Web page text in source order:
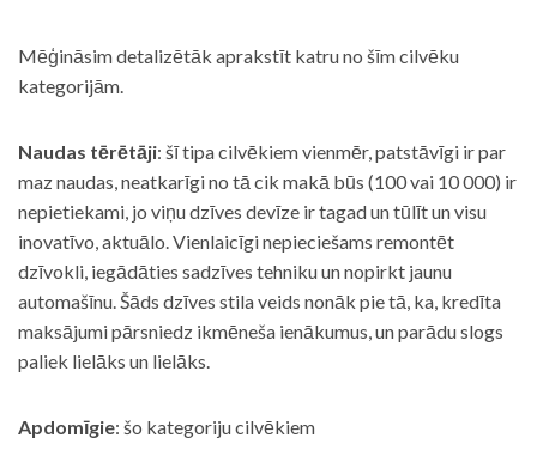
Mēģināsim detalizētāk aprakstīt katru no šīm cilvēku
kategorijām.
Naudas tērētāji: šī tipa cilvēkiem vienmēr, patstāvīgi ir par
maz naudas, neatkarīgi no tā cik makā būs (100 vai 10 000) ir
nepietiekami, jo viņu dzīves devīze ir tagad un tūlīt un visu
inovatīvo, aktuālo. Vienlaicīgi nepieciešams remontēt
dzīvokli, iegādāties sadzīves tehniku un nopirkt jaunu
automašīnu. Šāds dzīves stila veids nonāk pie tā, ka, kredīta
maksājumi pārsniedz ikmēneša ienākumus, un parādu slogs
paliek lielāks un lielāks.
Apdomīgie: šo kategoriju cilvēkiem